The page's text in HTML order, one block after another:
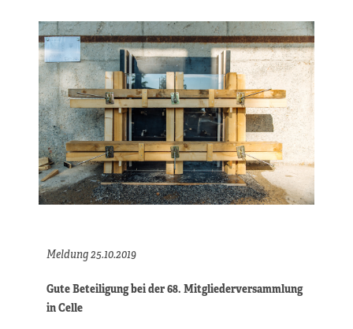
Meldung 25.10.2019
Gute Beteiligung bei der 68. Mitgliederversammlung
in Celle